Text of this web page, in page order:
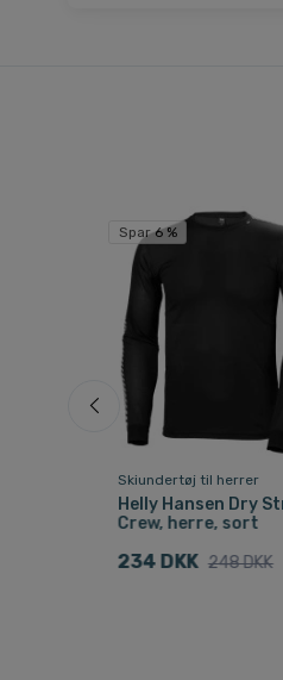
Spar 6 %
Skiundertøj til herrer
Helly Hansen Dry
Crew, herre, sort
234 DKK 248 DKK